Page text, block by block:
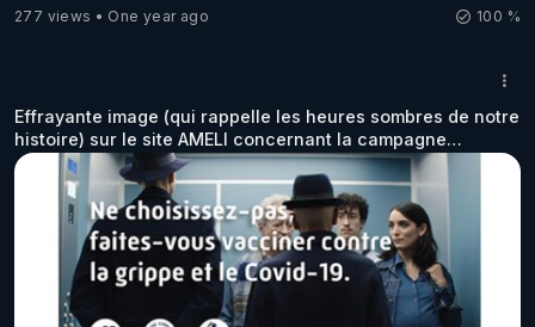
277 views One year ago 100 %
Effrayante image (qui rappelle les heures sombres de notre
histoire) sur le site AMELI concernant la campagne
d'injection 2024-2025. Malgré toutes les divulgations sur
les dangers (effets indésirables graves & mortels) de cette
injection et bien, l'état continue de proposer cela aux
bébés & femmes enceintes !!!! 😤🤢🤮🖕
https://www.ameli.fr/assure/sante/themes/covid-
19/vaccination-contre-le-covid-19/vaccination-covid19